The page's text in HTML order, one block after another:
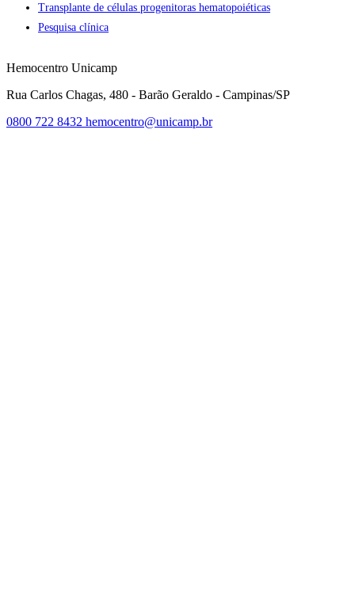
Transplante de células progenitoras hematopoiéticas
Pesquisa clínica
Hemocentro Unicamp
Rua Carlos Chagas, 480 - Barão Geraldo - Campinas/SP
0800 722 8432 hemocentro@unicamp.br